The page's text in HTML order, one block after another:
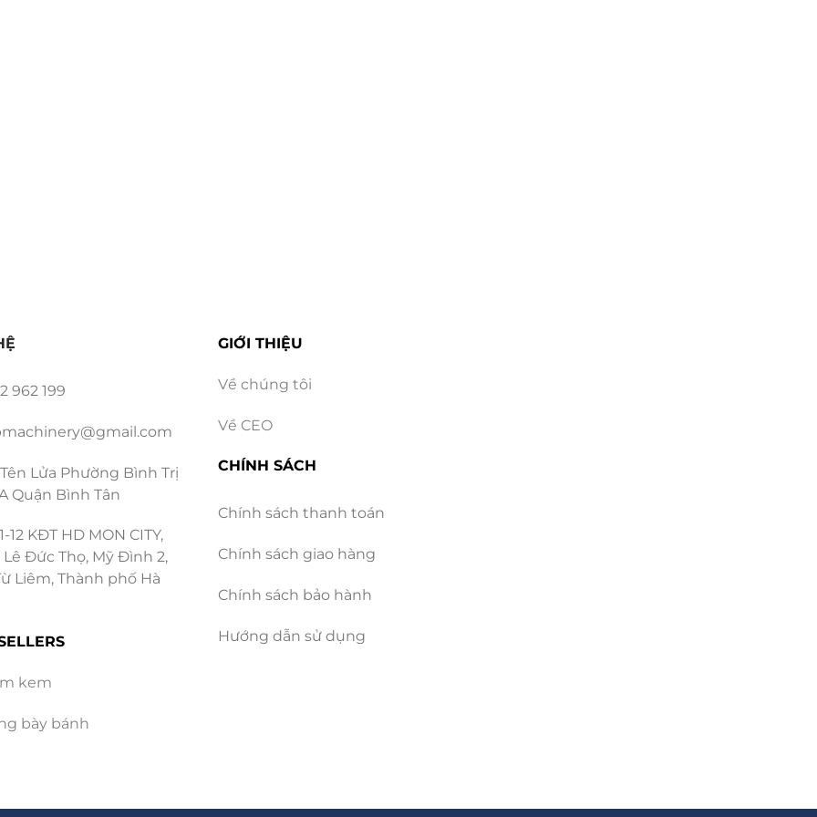
Tây luôn được sản xuất tươi mới mỗi ngày, cam kết không dùng chất bảo quản
là nhà cung cấp bánh mousse dâu tây giá sỉ?
dâu tây giá sỉổn định và chất lượng là bài toán khó của nhiều chủ quán. KDP Machinery tự
với hệ thống máy móc hiện đại, đảm bảo cung ứng số lượng lớn bánh mousse mỗi ngày mà
thông thường.
962 199
Lửa Phường Bình Trị
Quận Bình Tân
12 KĐT HD MON CITY,
Lê Đức Thọ, Mỹ Đình 2,
Liêm, Thành phố Hà
kem
bày bánh
GIỚI THIỆU
Về chúng tôi
Về CEO
CHÍNH SÁCH
Chính sách thanh toán
Chính sách giao hàng
Chính sách bảo hành
Hướng dẫn sử dụng